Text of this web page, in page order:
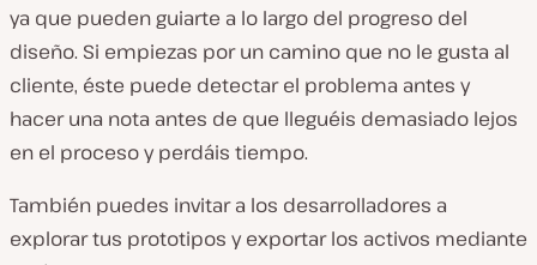
ya que pueden guiarte a lo largo del progreso del
diseño. Si empiezas por un camino que no le gusta al
cliente, éste puede detectar el problema antes y
hacer una nota antes de que lleguéis demasiado lejos
en el proceso y perdáis tiempo.
También puedes invitar a los desarrolladores a
explorar tus prototipos y exportar los activos mediante